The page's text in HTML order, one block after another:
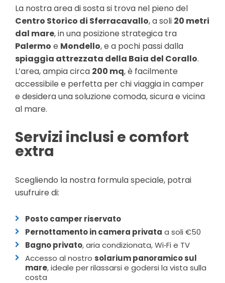
La nostra area di sosta si trova nel pieno del
Centro Storico di Sferracavallo, a soli 20 metri
dal mare, in una posizione strategica tra
Palermo e Mondello, e a pochi passi dalla
spiaggia attrezzata della Baia del Corallo.
L’area, ampia circa 200 mq, è facilmente
accessibile e perfetta per chi viaggia in camper
e desidera una soluzione comoda, sicura e vicina
al mare.
Servizi inclusi e comfort
extra
Scegliendo la nostra formula speciale, potrai
usufruire di:
Posto camper riservato
Pernottamento in camera privata a soli €50
Bagno privato, aria condizionata, Wi‑Fi e TV
Accesso al nostro solarium panoramico sul
mare, ideale per rilassarsi e godersi la vista sulla
costa